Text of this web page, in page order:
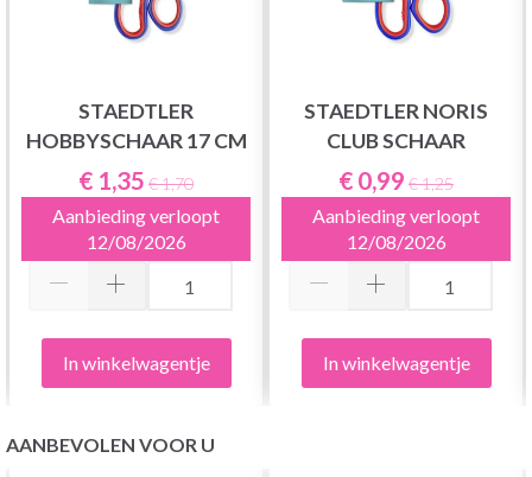
STAEDTLER
HOBBYSCHAAR 17 CM
€ 1,35 € 1,70
Aanbieding verloopt
12/08/2026
In winkelwagentje
STAEDTLER NORIS
CLUB SCHAAR
€ 0,99 € 1,25
Aanbieding verloopt
12/08/2026
In winkelwagentje
AANBEVOLEN VOOR U